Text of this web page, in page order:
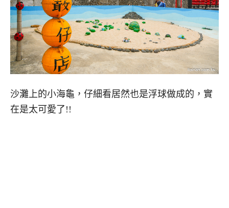
沙灘上的小海龜，仔細看居然也是浮球做成的，實
在是太可愛了!!